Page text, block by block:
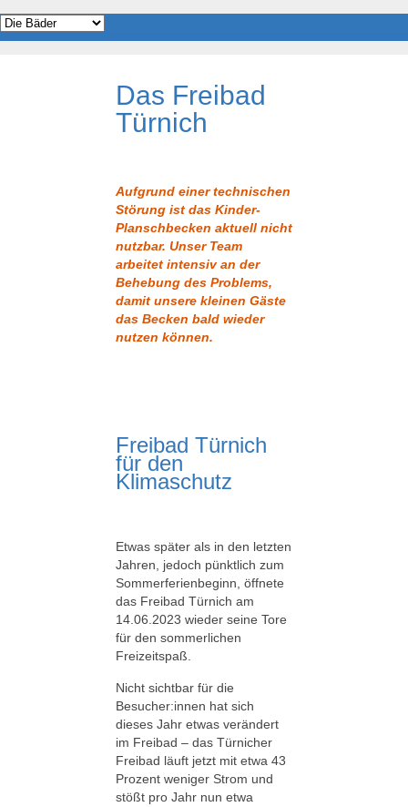
Das Freibad
Türnich
Aufgrund einer technischen
Störung ist das Kinder-
Planschbecken aktuell nicht
nutzbar. Unser Team
arbeitet intensiv an der
Behebung des Problems,
damit unsere kleinen Gäste
das Becken bald wieder
nutzen können.
Freibad Türnich
für den
Klimaschutz
Etwas später als in den letzten
Jahren, jedoch pünktlich zum
Sommerferienbeginn, öffnete
das Freibad Türnich am
14.06.2023 wieder seine Tore
für den sommerlichen
Freizeitspaß.
Nicht sichtbar für die
Besucher:innen hat sich
dieses Jahr etwas verändert
im Freibad – das Türnicher
Freibad läuft jetzt mit etwa 43
Prozent weniger Strom und
stößt pro Jahr nun etwa